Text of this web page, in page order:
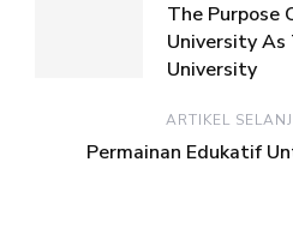
The Purpose
University
University
ARTIKEL
Permainan Edukatif